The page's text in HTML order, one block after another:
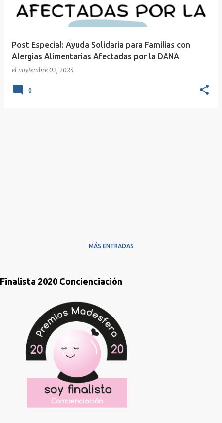
Post Especial: Ayuda Solidaria para Familias con
Alergias Alimentarias Afectadas por la DANA
el noviembre 02, 2024
0
MÁS ENTRADAS
Finalista 2020 Concienciación